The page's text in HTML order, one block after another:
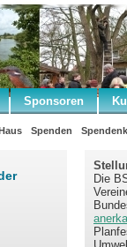
Sponsoren
Spenden
Die